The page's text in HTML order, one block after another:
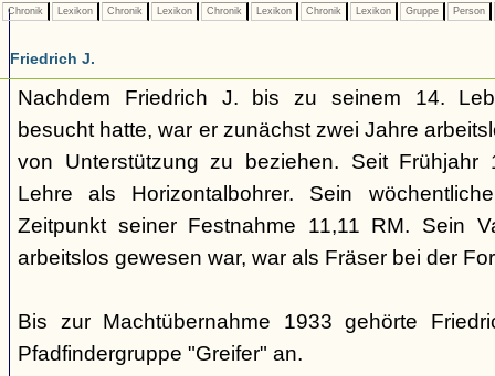
Chronik Lexikon Chronik Lexikon Chronik Lexikon Chronik Lexikon Gruppe Person
Friedrich J.
Nachdem Friedrich J. bis zu seinem 14.
besucht hatte, war er zunächst zwei Jahre
von Unterstützung zu beziehen. Seit Frühjahr
Lehre als Horizontalbohrer. Sein
Zeitpunkt seiner Festnahme 11,11 RM. Sein
arbeitslos gewesen war, war als Fräser bei der
Bis zur Machtübernahme 1933 gehörte
Pfadfindergruppe "Greifer" an.